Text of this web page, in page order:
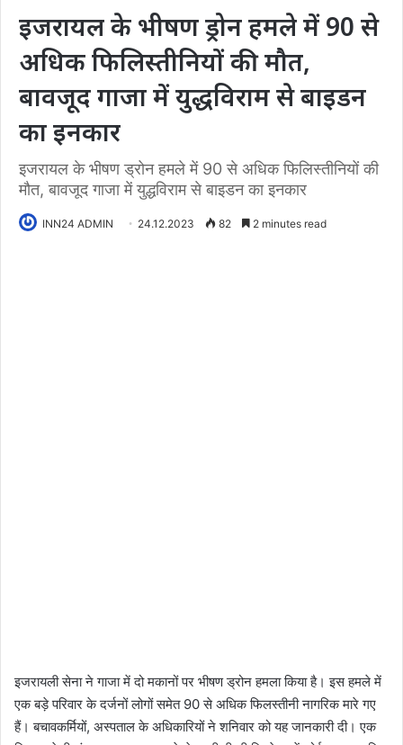
इजरायल के भीषण ड्रोन हमले में 90 से
अधिक फिलिस्तीनियों की मौत,
बावजूद गाजा में युद्धविराम से बाइडन
का इनकार
इजरायल के भीषण ड्रोन हमले में 90 से अधिक फिलिस्तीनियों की
मौत, बावजूद गाजा में युद्धविराम से बाइडन का इनकार
INN24 ADMIN 24.12.2023 82 2 minutes read
इजरायली सेना ने गाजा में दो मकानों पर भीषण ड्रोन हमला किया है। इस हमले में
एक बड़े परिवार के दर्जनों लोगों समेत 90 से अधिक फिलस्तीनी नागरिक मारे गए
हैं। बचावकर्मियों, अस्पताल के अधिकारियों ने शनिवार को यह जानकारी दी। एक